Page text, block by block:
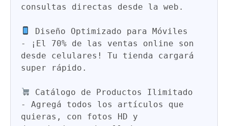
consultas directas desde la web.
Diseño Optimizado para Móviles
-
¡El 70% de las ventas online son
desde celulares! Tu tienda cargará
super rápido.
Catálogo de Productos Ilimitado
-
Agregá todos los artículos que
quieras, con fotos HD y